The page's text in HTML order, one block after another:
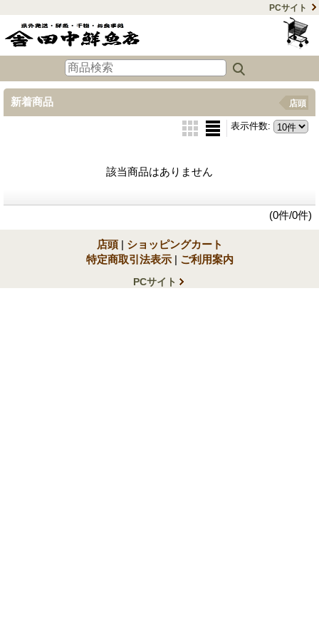
PCサイト
新着商品 店頭
表示件数:
該当商品はありません
(0件/0件)
店頭 | ショッピングカート
特定商取引法表示 | ご利用案内
PCサイト